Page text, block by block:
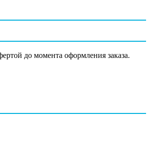
до момента оформления заказа.